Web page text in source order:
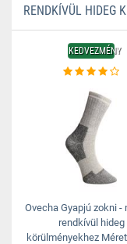
RENDKÍVÜL HIDEG
KEDVEZMÉNY
Ovecha Gyapjú zokni -
rendkívül hideg
körülményekhez